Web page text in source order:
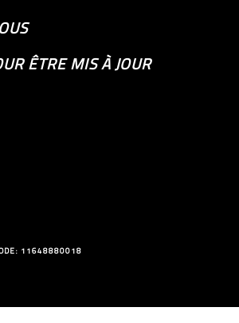
ÊTRE MIS À JOUR
11648880018